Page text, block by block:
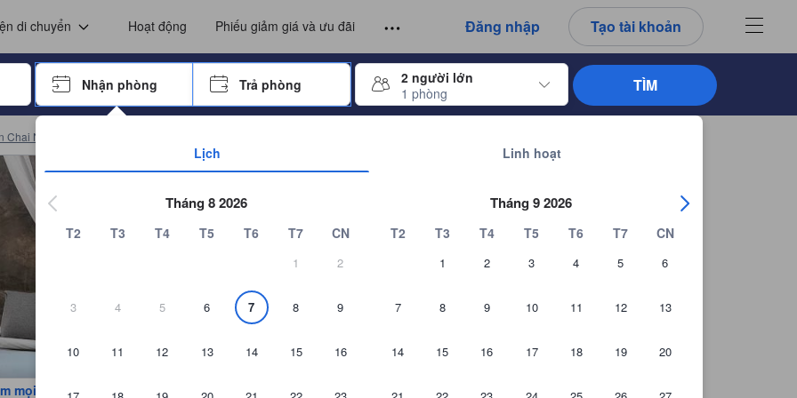
di chuyển Hoạt động Phiếu giảm giá và ưu đãi Đăng nhập Tạo tài khoản
Dùng phím mũi tên hoặc phím tab để điều hướng, nhấn Enter để chọn.
Nhận phòng Trả phòng
2 người lớn
1 phòng
Hãy nhấp phím enter để bắt đầu di chuyển trong trình chọn ngày. Sử dụng các phím mũi tên để di chuyển đến ngày nhận phòng và ngày trả
Lịch Linh hoạt
Tháng 8 2026
T2 T3 T4 T5 T6 T7 CN
1 2
3 4 5 6 7 8 9
10 11 12 13 14 15 16
Tháng 9 2026
T2 T3 T4 T5 T6 T7 CN
1 2 3 4 5 6
7 8 9 10 11 12 13
14 15 16 17 18 19 20
TÌM
Chai Nat
mọi bức ảnh
Private Bathroom)
trú tại nơi ở trước khi gửi nhận xét. Vì vậy những đánh giá và nhận xét này là trung thực và đáng tin cậy.